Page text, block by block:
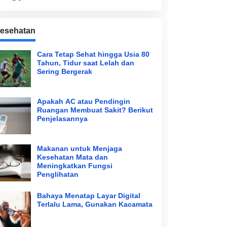
Cara Tetap Sehat hingga Usia 80
Tahun, Tidur saat Lelah dan
Sering Bergerak
Apakah AC atau Pendingin
Ruangan Membuat Sakit? Berikut
Penjelasannya
Makanan untuk Menjaga
Kesehatan Mata dan
Meningkatkan Fungsi
Penglihatan
Bahaya Menatap Layar Digital
Terlalu Lama, Gunakan Kacamata